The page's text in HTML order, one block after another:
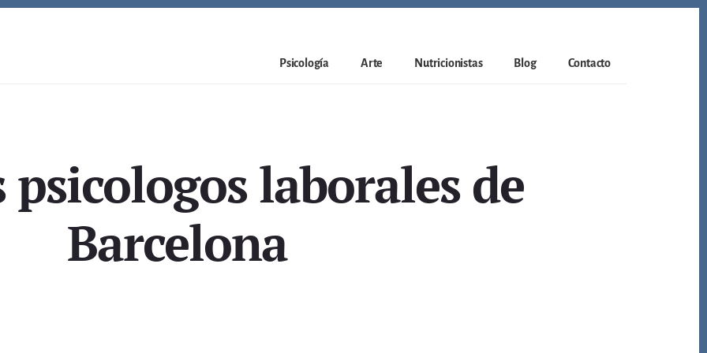
Psicología Arte Nutricionistas Blog Contacto
psicologos laborales de
Barcelona